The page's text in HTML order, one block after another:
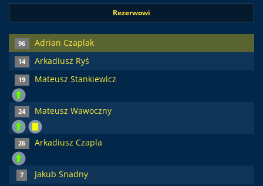
Rezerwowi
96 Adrian Czaplak
14 Arkadiusz Ryś
19 Mateusz Stankiewicz
24 Mateusz Wawoczny
26 Arkadiusz Czapla
7 Jakub Snadny